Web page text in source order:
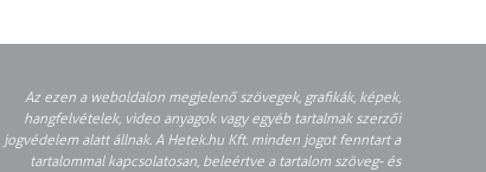
Az ezen a weboldalon megjelenő szövegek, grafikák, képek,
hangfelvételek, video anyagok vagy egyéb tartalmak szerzői
jogvédelem alatt állnak. A Hetek.hu Kft. minden jogot fenntart a
tartalommal kapcsolatosan, beleértve a tartalom szöveg- és